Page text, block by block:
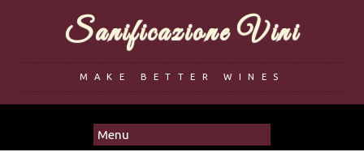
Sanificazione Vini
MAKE BETTER WINES